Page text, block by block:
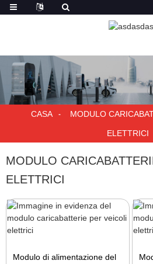
CASA MODULO
ELETTRICI
MODULO
ELETTRICI
Modulo di alimentazione del